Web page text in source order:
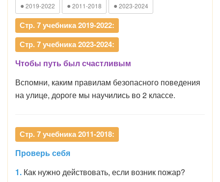
● 2019-2022 ● 2011-2018 ● 2023-2024
Стр. 7 учебника 2019-2022:
Стр. 7 учебника 2023-2024:
Чтобы путь был счастливым
Вспомни, каким правилам безопасного поведения
на улице, дороге мы научились во 2 классе.
Стр. 7 учебника 2011-2018:
Проверь себя
1. Как нужно действовать, если возник пожар?